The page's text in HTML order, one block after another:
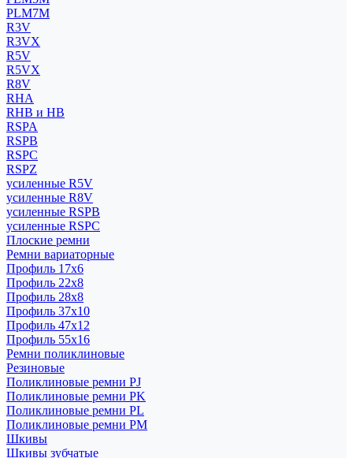
PLM7M
R3V
R3VX
R5V
R5VX
R8V
RHA
RHB и HB
RSPA
RSPB
RSPC
RSPZ
усиленные R5V
усиленные R8V
усиленные RSPB
усиленные RSPC
Плоские ремни
Ремни вариаторные
Профиль 17x6
Профиль 22x8
Профиль 28x8
Профиль 37x10
Профиль 47x12
Профиль 55x16
Ремни поликлиновые
Резиновые
Поликлиновые ремни PJ
Поликлиновые ремни PK
Поликлиновые ремни PL
Поликлиновые ремни PM
Шкивы
Шкивы зубчатые